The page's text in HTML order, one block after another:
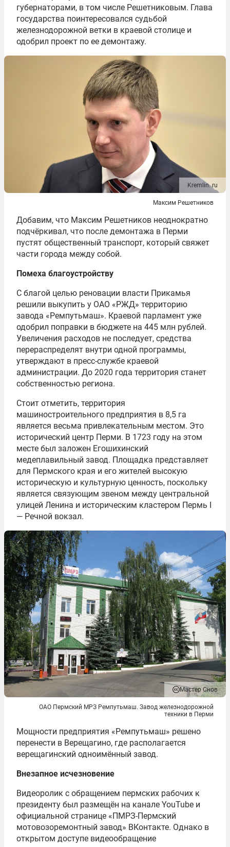
губернаторами, в том числе Решетниковым. Глава
государства поинтересовался судьбой
железнодорожной ветки в краевой столице и
одобрил проект по ее демонтажу.
Kremlin. ru
Максим Решетников
Добавим, что Максим Решетников неоднократно
подчёркивал, что после демонтажа в Перми
пустят общественный транспорт, который свяжет
части города между собой.
Помеха благоустройству
С благой целью реновации власти Прикамья
решили выкупить у ОАО «РЖД» территорию
завода «Ремпутьмаш». Краевой парламент уже
одобрил поправки в бюджете на 445 млн рублей.
Увеличения расходов не последует, средства
перераспределят внутри одной программы,
утверждают в пресс-службе краевой
администрации. До 2020 года территория станет
собственностью региона.
Стоит отметить, территория
машиностроительного предприятия в 8,5 га
является весьма привлекательным местом. Это
исторический центр Перми. В 1723 году на этом
месте был заложен Егошихинский
медеплавильный завод. Площадка представляет
для Пермского края и его жителей высокую
историческую и культурную ценность, поскольку
является связующим звеном между центральной
улицей Ленина и историческим кластером Пермь I
— Речной вокзал.
Мастер Снов
ОАО Пермский МРЗ Ремпутьмаш. Завод железнодорожной
техники в Перми
Мощности предприятия «Ремпутьмаш» решено
перенести в Верещагино, где располагается
верещагинский одноимённый завод.
Внезапное исчезновение
Видеоролик с обращением пермских рабочих к
президенту был размещён на канале YouTube и
официальной странице «ПМРЗ-Пермский
мотовозоремонтный завод» ВКонтакте. Однако в
открытом доступе видеообращение